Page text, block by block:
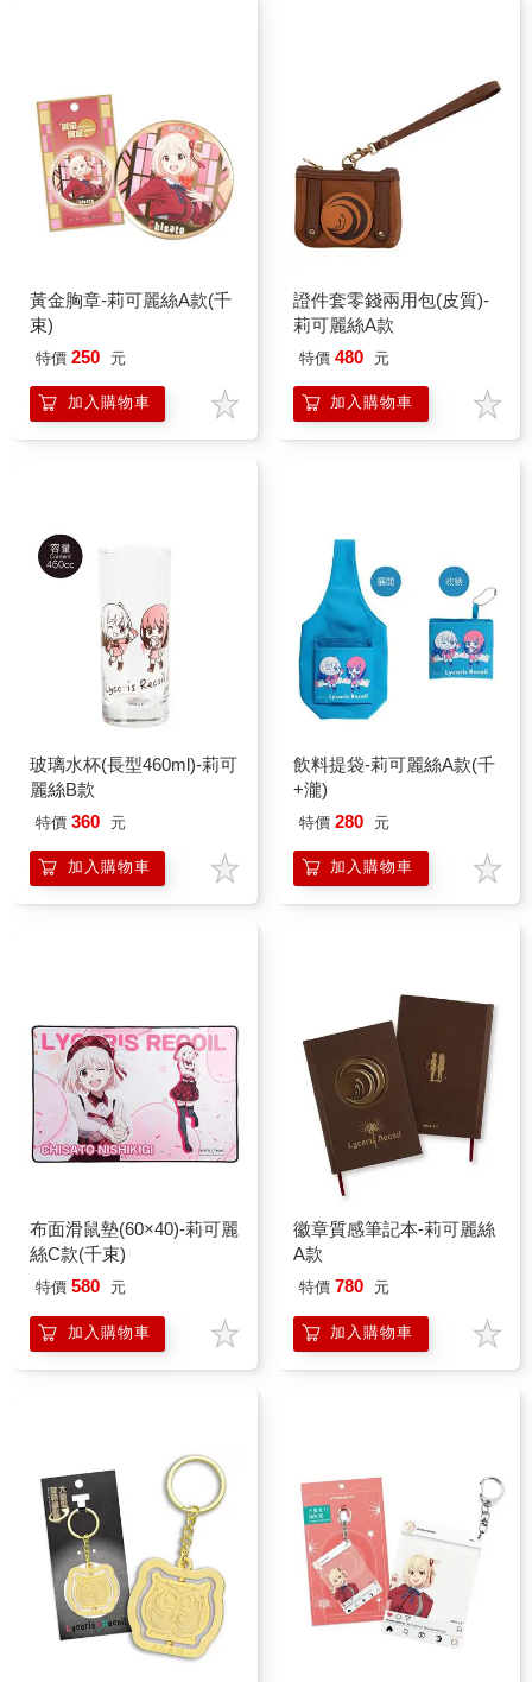
黃金胸章-莉可麗絲A款(千
束)
特價 250 元
加入購物車
證件套零錢兩用包(皮質)-
莉可麗絲A款
特價 480 元
加入購物車
玻璃水杯(長型460ml)-莉可
麗絲B款
特價 360 元
加入購物車
飲料提袋-莉可麗絲A款(千
+瀧)
特價 280 元
加入購物車
布面滑鼠墊(60×40)-莉可麗
絲C款(千束)
特價 580 元
加入購物車
徽章質感筆記本-莉可麗絲
A款
特價 780 元
加入購物車